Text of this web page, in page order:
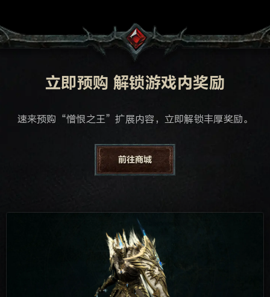
立即预购 解锁游戏内奖励
速来预购“憎恨之王”扩展内容，立即解锁丰厚奖励。